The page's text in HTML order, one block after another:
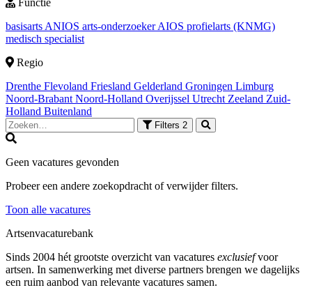
basisarts ANIOS arts-onderzoekerAIOS profielarts (KNMG)
medisch specialist
Regio
Drenthe Flevoland Friesland Gelderland Groningen Limburg
Noord-Brabant Noord-Holland Overijssel Utrecht Zeeland Zuid-
Holland Buitenland
Filters 2
Geen vacatures gevonden
Probeer een andere zoekopdracht of verwijder filters.
Toon alle vacatures
Artsenvacaturebank
Sinds 2004 hét grootste overzicht van vacatures exclusiefvoor
artsen. In samenwerking met diverse partners brengen we dagelijks
een ruim aanbod van relevante vacatures samen.